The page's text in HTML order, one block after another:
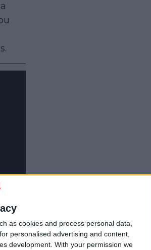
as cookies and process personal data,
personalised advertising and content,
development. With your permission we